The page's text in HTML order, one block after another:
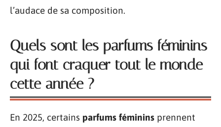
l’audace de sa composition.
Quels sont les parfums féminins
qui font craquer tout le monde
cette année ?
En 2025, certains parfums féminins prennent